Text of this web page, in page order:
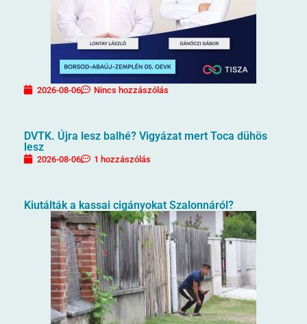
2026-08-06 Nincs hozzászólás
DVTK. Újra lesz balhé? Vigyázat mert Toca dühös
lesz
2026-08-06 1 hozzászólás
Kiutálták a kassai cigányokat Szalonnáról?